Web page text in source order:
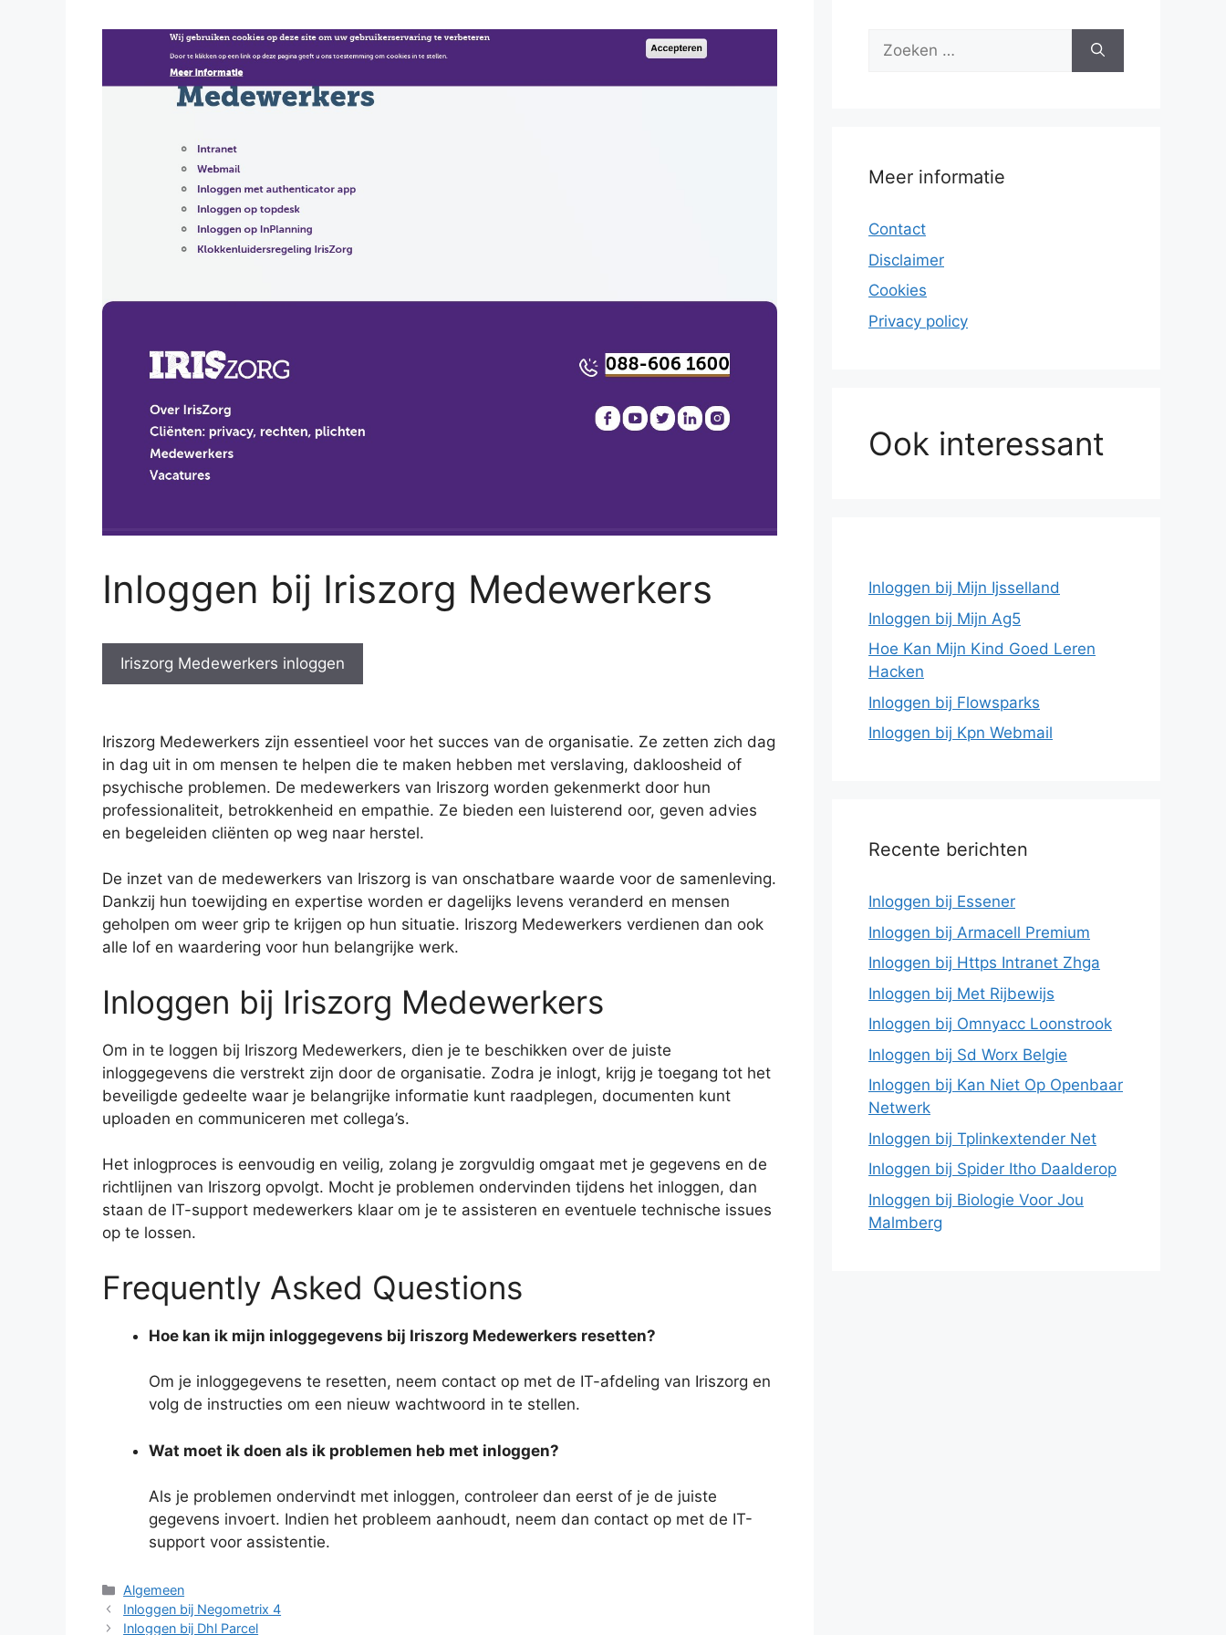
Inloggen bij Iriszorg Medewerkers
Iriszorg Medewerkers inloggen
Iriszorg Medewerkers zijn essentieel voor het succes van de organisatie. Ze zetten zich dag
in dag uit in om mensen te helpen die te maken hebben met verslaving, dakloosheid of
psychische problemen. De medewerkers van Iriszorg worden gekenmerkt door hun
professionaliteit, betrokkenheid en empathie. Ze bieden een luisterend oor, geven advies
en begeleiden cliënten op weg naar herstel.
De inzet van de medewerkers van Iriszorg is van onschatbare waarde voor de samenleving.
Dankzij hun toewijding en expertise worden er dagelijks levens veranderd en mensen
geholpen om weer grip te krijgen op hun situatie. Iriszorg Medewerkers verdienen dan ook
alle lof en waardering voor hun belangrijke werk.
Inloggen bij Iriszorg Medewerkers
Om in te loggen bij Iriszorg Medewerkers, dien je te beschikken over de juiste
inloggegevens die verstrekt zijn door de organisatie. Zodra je inlogt, krijg je toegang tot het
beveiligde gedeelte waar je belangrijke informatie kunt raadplegen, documenten kunt
uploaden en communiceren met collega’s.
Het inlogproces is eenvoudig en veilig, zolang je zorgvuldig omgaat met je gegevens en de
richtlijnen van Iriszorg opvolgt. Mocht je problemen ondervinden tijdens het inloggen, dan
staan de IT-support medewerkers klaar om je te assisteren en eventuele technische issues
op te lossen.
Frequently Asked Questions
Hoe kan ik mijn inloggegevens bij Iriszorg Medewerkers resetten?
Om je inloggegevens te resetten, neem contact op met de IT-afdeling van Iriszorg en
volg de instructies om een nieuw wachtwoord in te stellen.
Wat moet ik doen als ik problemen heb met inloggen?
Als je problemen ondervindt met inloggen, controleer dan eerst of je de juiste
gegevens invoert. Indien het probleem aanhoudt, neem dan contact op met de IT-
support voor assistentie.
Categorieën
Algemeen
Inloggen bij Negometrix 4
Inloggen bij Dhl Parcel
Zoek
Meer informatie
Contact
Disclaimer
Cookies
Privacy policy
Ook interessant
Inloggen bij Mijn Ijsselland
Inloggen bij Mijn Ag5
Hoe Kan Mijn Kind Goed Leren
Hacken
Inloggen bij Flowsparks
Inloggen bij Kpn Webmail
Recente berichten
Inloggen bij Essener
Inloggen bij Armacell Premium
Inloggen bij Https Intranet Zhga
Inloggen bij Met Rijbewijs
Inloggen bij Omnyacc Loonstrook
Inloggen bij Sd Worx Belgie
Inloggen bij Kan Niet Op Openbaar
Netwerk
Inloggen bij Tplinkextender Net
Inloggen bij Spider Itho Daalderop
Inloggen bij Biologie Voor Jou
Malmberg